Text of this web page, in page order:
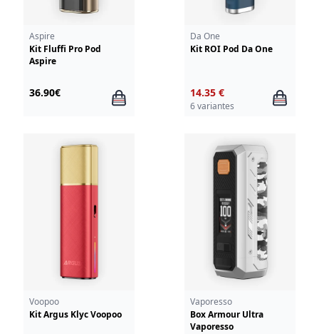
Aspire
Kit Fluffi Pro Pod
Aspire
36.90€
Da One
Kit ROI Pod Da One
14.35 €
6 variantes
Voopoo
Kit Argus Klyc Voopoo
Vaporesso
Box Armour Ultra
Vaporesso